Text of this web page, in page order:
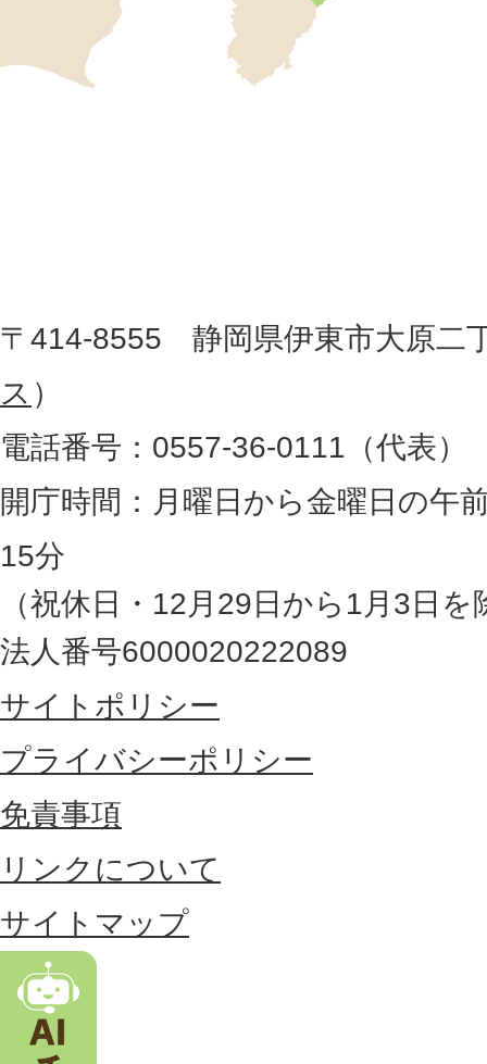
地
図
。
静
岡
県
の
最
東
部
に
置
す
る
市
。
所
〒414-8555 静岡県伊東市大原二
ス ）
電話番号：0557-36-0111（代表）
開庁時間：月曜日から金曜日の午
15分
（祝休日・12月29日から1月3日を
法人番号6000020222089
サイトポリシー
プライバシーポリシー
免責事項
リンクについて
サイトマップ